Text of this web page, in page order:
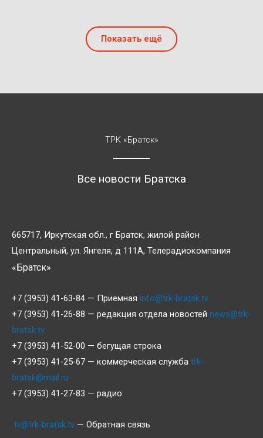
Показать ещё
ТРК «Братск»
Все новости Братска
665717, Иркутская обл., г Братск, жилой район
Центральный, ул. Янгеля, д 111А, Телерадиокомпания
«Братск»
+7 (3953) 41-63-84 — Приемная info@trk-bratsk.tv
+7 (3953) 41-26-88 — редакция отдела новостей news@trk-
bratsk.tv
+7 (3953) 41-52-00 — бегущая строка
+7 (3953) 41-25-67 — коммерческая служба trk-
bratsk@mail.ru
+7 (3953) 41-27-83 — радио
tv@trk-bratsk.tv — Обратная связь